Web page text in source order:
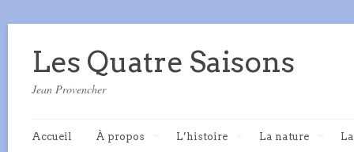
Les Quatre Saisons
Jean Provencher
Accueil À propos L’histoire La nature